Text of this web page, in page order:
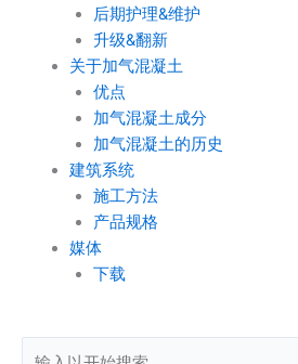
后期护理&维护
升级&翻新
关于加气混凝土
优点
加气混凝土成分
加气混凝土的历史
建筑系统
施工方法
产品规格
媒体
下载